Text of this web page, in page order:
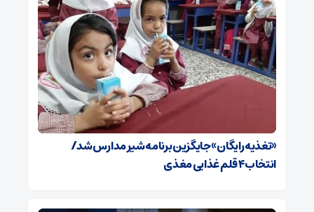
«تغذیه رایگان» جایگزین برنامه شیر مدارس شد/
انتخاب ۴ قلم غذایی مغذی